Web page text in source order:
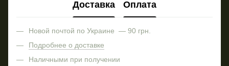
Доставка Оплата
Новой почтой по Украине — 90 грн.
Подробнее о доставке
Наличными при получении